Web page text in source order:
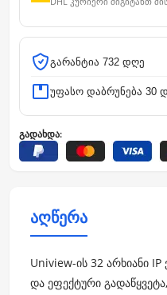
გარანტია 732 დღე
უფასო დაბრუნება 30
გადახდა:
აღწერა
Uniview-ის 32 არხიანი
და ეფექტური